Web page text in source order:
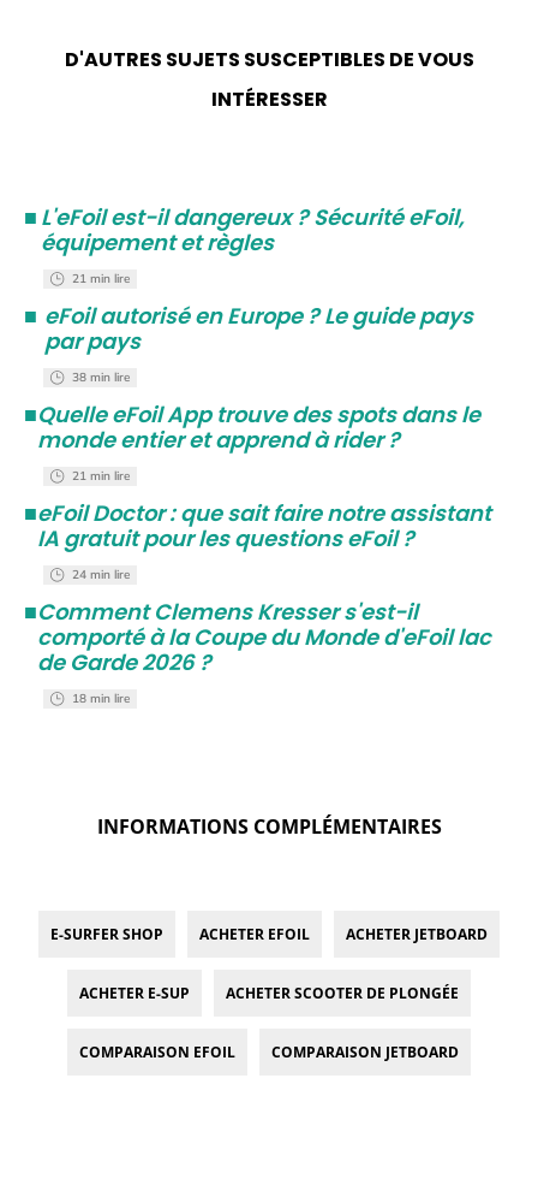
D'AUTRES SUJETS SUSCEPTIBLES DE VOUS
INTÉRESSER
■ L'eFoil est-il dangereux ? Sécurité eFoil,
équipement et règles
21 min lire
■ eFoil autorisé en Europe ? Le guide pays
par pays
38 min lire
■Quelle eFoil App trouve des spots dans le
monde entier et apprend à rider ?
21 min lire
■eFoil Doctor : que sait faire notre assistant
IA gratuit pour les questions eFoil ?
24 min lire
■Comment Clemens Kresser s'est-il
comporté à la Coupe du Monde d'eFoil lac
de Garde 2026 ?
18 min lire
INFORMATIONS COMPLÉMENTAIRES
E-SURFER SHOP ACHETER EFOIL ACHETER JETBOARD
ACHETER E-SUP ACHETER SCOOTER DE PLONGÉE
COMPARAISON EFOIL COMPARAISON JETBOARD